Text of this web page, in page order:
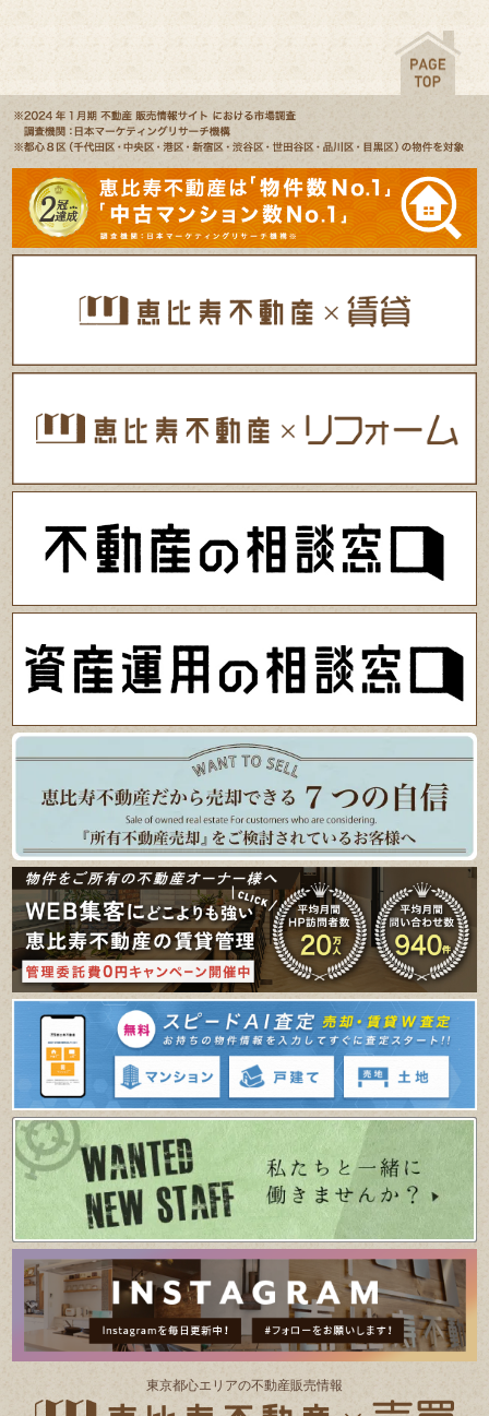
東京都⼼エリアの不動産販売情報